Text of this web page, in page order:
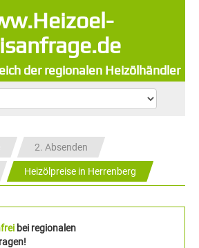
der regionalen Heizölhändler
2. Absenden
Heizölpreise in Herrenberg
bei regionalen